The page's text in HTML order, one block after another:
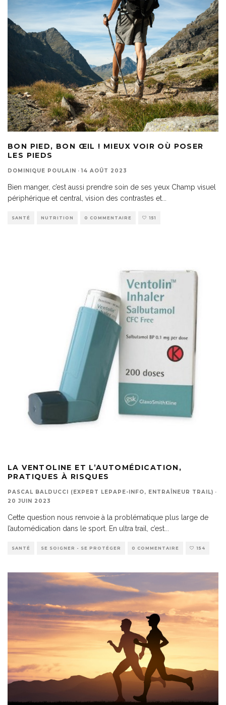
BON PIED, BON ŒIL ! MIEUX VOIR OÙ POSER
LES PIEDS
DOMINIQUE POULAIN · 14 AOÛT 2023
Bien manger, c’est aussi prendre soin de ses yeux Champ visuel
périphérique et central, vision des contrastes et
SANTÉ NUTRITION 0 COMMENTAIRE 151
LA VENTOLINE ET L’AUTOMÉDICATION,
PRATIQUES À RISQUES
PASCAL BALDUCCI (EXPERT LEPAPE-INFO, ENTRAÎNEUR TRAIL) ·
20 JUIN 2023
Cette question nous renvoie à la problématique plus large de
l’automédication dans le sport. En ultra trail, c’est
SANTÉ SE SOIGNER - SE PROTÉGER 0 COMMENTAIRE 154